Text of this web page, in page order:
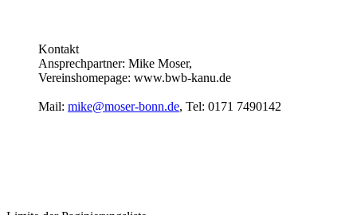
Kontakt
Ansprechpartner: Mike Moser,
Vereinshomepage: www.bwb-kanu.de
Mail: mike@moser-bonn.de, Tel: 0171 7490142